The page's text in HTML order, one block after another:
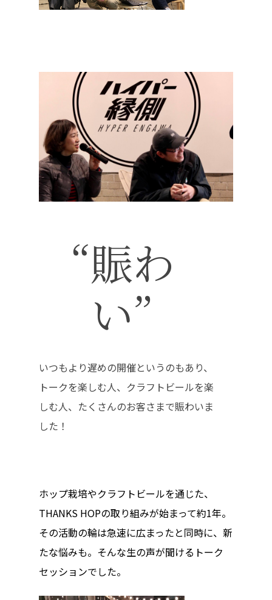
“賑わ
い”
いつもより遅めの開催というのもあり、
トークを楽しむ人、クラフトビールを楽
しむ人、たくさんのお客さまで賑わいま
した！
ホップ栽培やクラフトビールを通じた、
THANKS HOPの取り組みが始まって約1年。
その活動の輪は急速に広まったと同時に、新
たな悩みも。そんな生の声が聞けるトーク
セッションでした。
ハイパー縁側@天満
ハイパー縁側@淀屋
ハイパー縁側@三輪
ハイパー縁側@夢キ
ハイパー縁側@東本